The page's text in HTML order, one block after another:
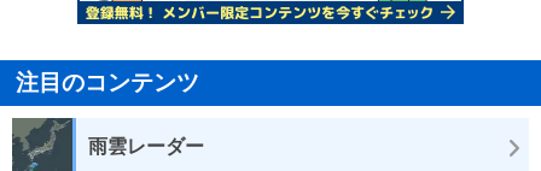
注目のコンテンツ
雨雲レーダー